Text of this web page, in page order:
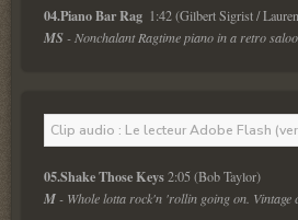
04.Piano Bar Rag 1:42 (Gilbert Sigrist /
MS - Nonchalant Ragtime piano in a retro
Clip audio : Le lecteur Adobe Flash
05.Shake Those Keys 2:05 (Bob Taylor)
M - Whole lotta rock'n 'rollin going on. Vintage